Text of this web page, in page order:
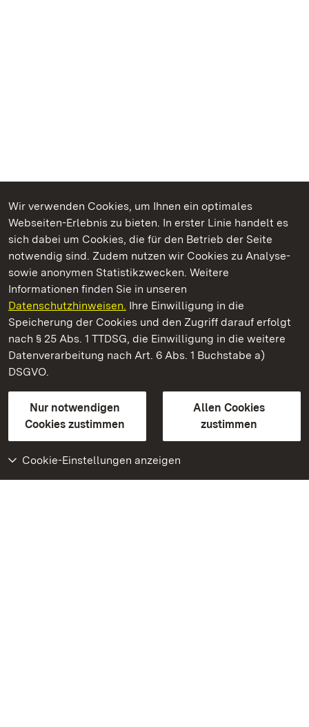
Wir verwenden Cookies, um Ihnen ein optimales
Webseiten-Erlebnis zu bieten. In erster Linie handelt es
sich dabei um Cookies, die für den Betrieb der Seite
notwendig sind. Zudem nutzen wir Cookies zu Analyse-
sowie anonymen Statistikzwecken. Weitere
Informationen finden Sie in unseren
Datenschutzhinweisen. Ihre Einwilligung in die
Speicherung der Cookies und den Zugriff darauf erfolgt
nach § 25 Abs. 1 TTDSG, die Einwilligung in die weitere
Datenverarbeitung nach Art. 6 Abs. 1 Buchstabe a)
DSGVO.
Nur notwendigen
Cookies zustimmen
Allen Cookies
zustimmen
Cookie-Einstellungen anzeigen
Kommen. Staunen. Genießen.
Staatliche Schlösser und Gärten Baden‑Württemberg
Staatliche Schlösser und Gärten Baden-Württemberg
Kontakt
GebärdenspracheLeichte Sprache
Erklärung zur Barrierefreiheit
BITV-konform (geprüfte Seiten)
Weiteres